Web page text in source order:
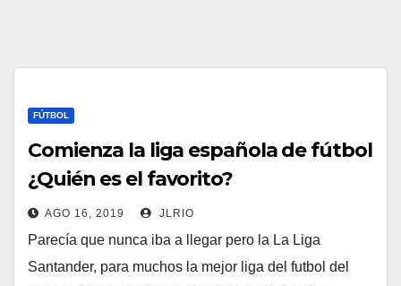
FÚTBOL
Comienza la liga española de fútbol
¿Quién es el favorito?
AGO 16, 2019 JLRIO
Parecía que nunca iba a llegar pero la La Liga
Santander, para muchos la mejor liga del futbol del